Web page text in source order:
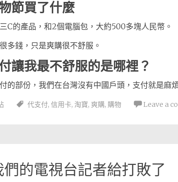
節買了什麼
C的產品，和2個電腦包，大約500多塊人民幣。
多錢，只是爽購很不舒服。
讓我最不舒服的是哪裡？
的部份，我們在台灣沒有中國戶頭，支付就是麻
代支付, 信用卡, 淘寶, 爽購, 購物 Leave a
們的電視台記者給打敗了